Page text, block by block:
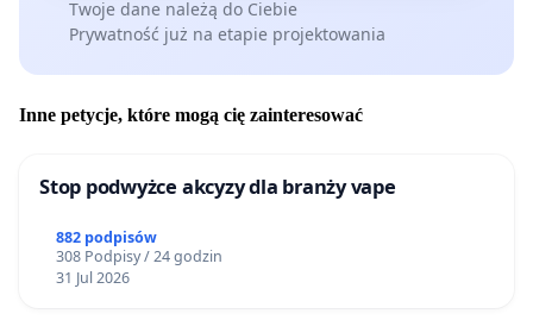
Twoje dane należą do Ciebie
Prywatność już na etapie projektowania
Inne petycje, które mogą cię zainteresować
Stop podwyżce akcyzy dla branży vape
882 podpisów
308 Podpisy / 24 godzin
31 Jul 2026